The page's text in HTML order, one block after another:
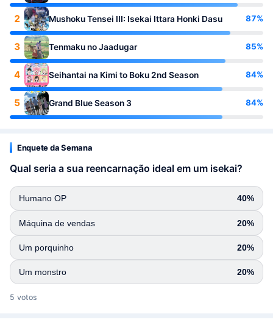
2 Mushoku Tensei III: Isekai Ittara Honki Dasu 87%
3 Tenmaku no Jaadugar 85%
4 Seihantai na Kimi to Boku 2nd Season 84%
5 Grand Blue Season 3 84%
Enquete da Semana
Qual seria a sua reencarnação ideal em um isekai?
Humano OP 40%
Máquina de vendas 20%
Um porquinho 20%
Um monstro 20%
5 votos